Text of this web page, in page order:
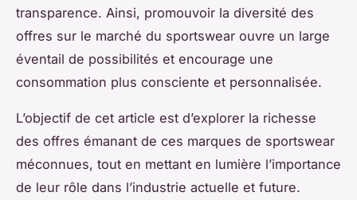
transparence. Ainsi, promouvoir la diversité des
offres sur le marché du sportswear ouvre un large
éventail de possibilités et encourage une
consommation plus consciente et personnalisée.
L’objectif de cet article est d’explorer la richesse
des offres émanant de ces marques de sportswear
méconnues, tout en mettant en lumière l’importance
de leur rôle dans l’industrie actuelle et future.